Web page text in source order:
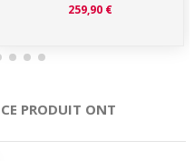
259,90 €
PRODUIT ONT